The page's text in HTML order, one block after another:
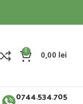
0 0,00 lei
0744.534.705